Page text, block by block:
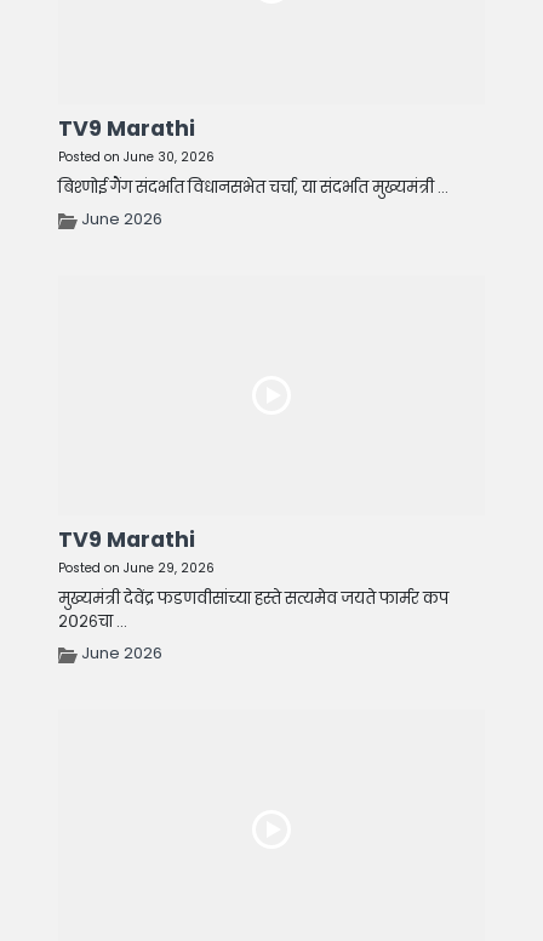
TV9 Marathi
Posted on June 30, 2026
बिश्णोई गैंग संदर्भात विधानसभेत चर्चा, या संदर्भात मुख्यमंत्री ...
June 2026
TV9 Marathi
Posted on June 29, 2026
मुख्यमंत्री देवेंद्र फडणवीसांच्या हस्ते सत्यमेव जयते फार्मर कप
२०२६चा ...
June 2026